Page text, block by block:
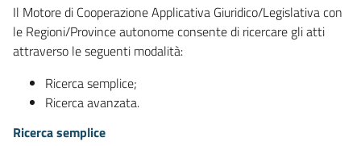
Il Motore di Cooperazione Applicativa Giuridico/Legislativa con
le Regioni/Province autonome consente di ricercare gli atti
attraverso le seguenti modalità:
Ricerca semplice;
Ricerca avanzata.
Ricerca semplice